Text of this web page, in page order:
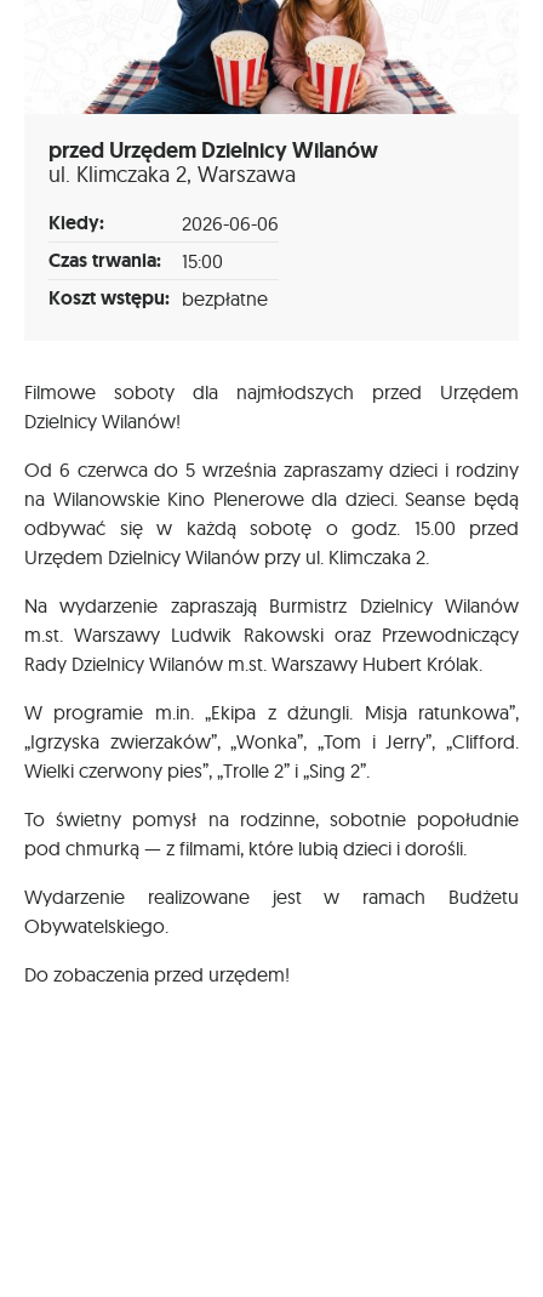
przed Urzędem Dzielnicy Wilanów
ul. Klimczaka 2, Warszawa
Kiedy: 2026-06-06
Czas trwania: 15:00
Koszt wstępu: bezpłatne
Filmowe soboty dla najmłodszych przed Urzędem
Dzielnicy Wilanów!
Od 6 czerwca do 5 września zapraszamy dzieci i rodziny
na Wilanowskie Kino Plenerowe dla dzieci. Seanse będą
odbywać się w każdą sobotę o godz. 15.00 przed
Urzędem Dzielnicy Wilanów przy ul. Klimczaka 2.
Na wydarzenie zapraszają Burmistrz Dzielnicy Wilanów
m.st. Warszawy Ludwik Rakowski oraz Przewodniczący
Rady Dzielnicy Wilanów m.st. Warszawy Hubert Królak.
W programie m.in. „Ekipa z dżungli. Misja ratunkowa”,
„Igrzyska zwierzaków”, „Wonka”, „Tom i Jerry”, „Clifford.
Wielki czerwony pies”, „Trolle 2” i „Sing 2”.
To świetny pomysł na rodzinne, sobotnie popołudnie
pod chmurką — z filmami, które lubią dzieci i dorośli.
Wydarzenie realizowane jest w ramach Budżetu
Obywatelskiego.
Do zobaczenia przed urzędem!